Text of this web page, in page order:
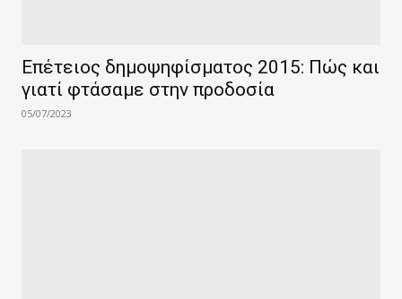
Επέτειος δημοψηφίσματος 2015: Πώς και
γιατί φτάσαμε στην προδοσία
05/07/2023